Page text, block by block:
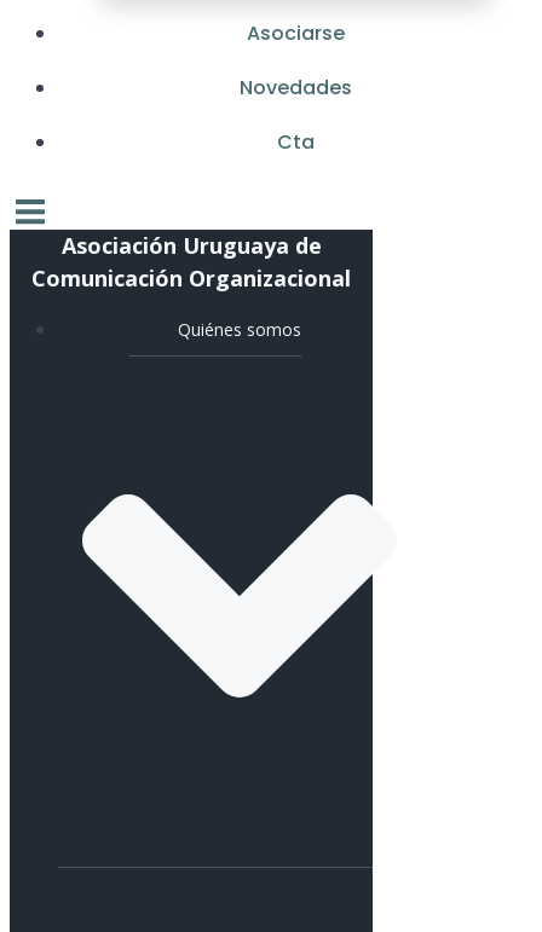
Asociarse
Novedades
Cta
Asociación Uruguaya de
Comunicación Organizacional
Quiénes somos